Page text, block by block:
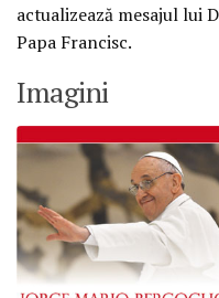
actualizează mesajul lui
Papa Francisc.
Imagini